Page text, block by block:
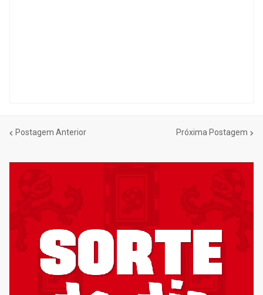
Postagem Anterior Próxima Postagem